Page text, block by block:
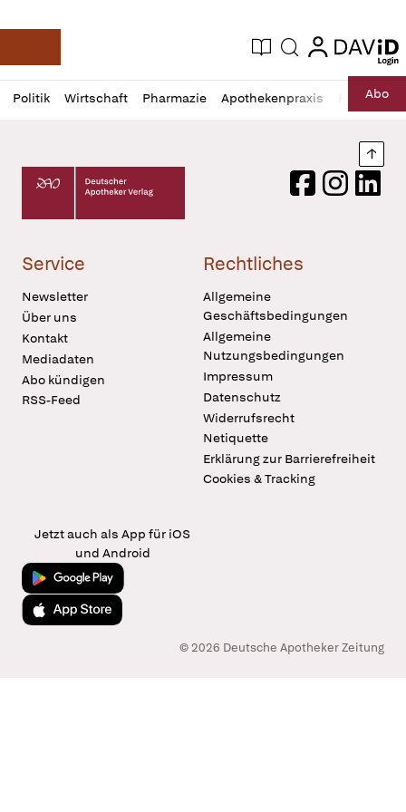
Deutsche Apotheker Zeitung
Aktuelle Ausgabe
Suche login
login
Politik Wirtschaft Pharmazie Apothekenpraxis RechtAbo
Profil
öffnen
Daz
Pur
Deutscher Apotheker Verlag Logo
FacebookInstagram
Service
Newsletter
Über uns
Kontakt
Mediadaten
Abo kündigen
RSS-Feed
Rechtliches
Allgemeine
Geschäftsbedingungen
Allgemeine
Nutzungsbedingungen
Impressum
Datenschutz
Widerrufsrecht
Netiquette
Erklärung zur Barrierefreiheit
Cookies & Tracking
Jetzt auch als App für iOS
und Android
Jetzt bei Google Play
Laden im App Store
© 2026 Deutsche Apotheker Zeitung